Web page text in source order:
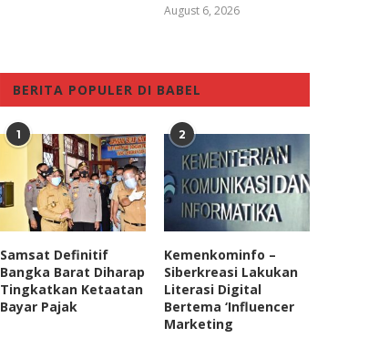
August 6, 2026
BERITA POPULER DI BABEL
1
Samsat Definitif
Bangka Barat Diharap
Tingkatkan Ketaatan
Bayar Pajak
2
Kemenkominfo –
Siberkreasi Lakukan
Literasi Digital
Bertema ‘Influencer
Marketing